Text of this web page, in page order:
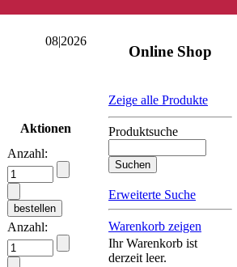
08|2026
Aktionen
Anzahl:
Anzahl:
Online Shop
Zeige alle Produkte
Produktsuche
Erweiterte Suche
Warenkorb zeigen
Ihr Warenkorb ist
derzeit leer.